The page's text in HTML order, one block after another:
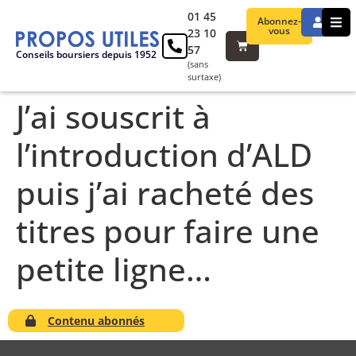
Conseils boursiers depuis 1952
Abonnez-
vous
01 45
23 10
57
(sans
surtaxe)
J’ai souscrit à
l’introduction d’ALD
puis j’ai racheté des
titres pour faire une
petite ligne…
Contenu abonnés